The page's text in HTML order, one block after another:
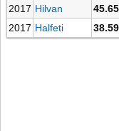
2017 Hilvan
2017 Halfeti